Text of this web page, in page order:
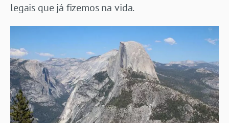
legais que já fizemos na vida.